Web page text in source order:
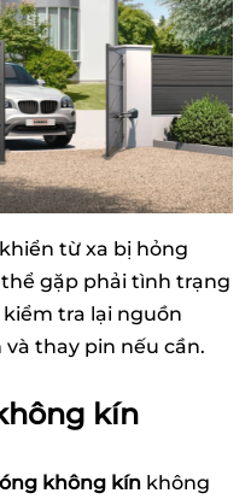
từ xa bị hỏng
gặp phải tình trạng
tra lại nguồn
thay pin nếu cần.
kín
không kín không